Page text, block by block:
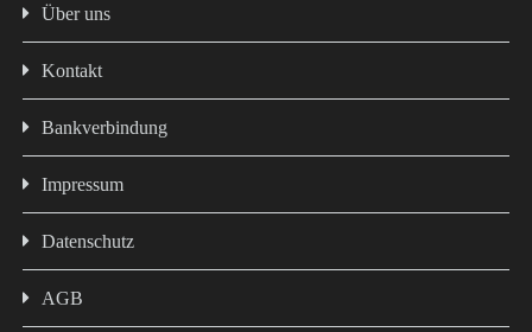
Über uns
Kontakt
Bankverbindung
Impressum
Datenschutz
AGB